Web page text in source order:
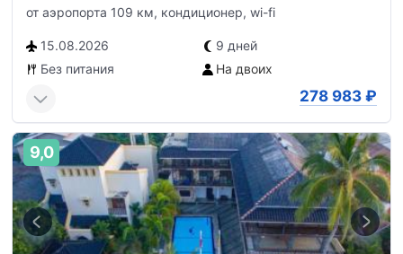
от аэропорта 109 км, кондиционер, wi-fi
15.08.2026
9 дней
Без питания
На двоих
278 983 ₽
9,0